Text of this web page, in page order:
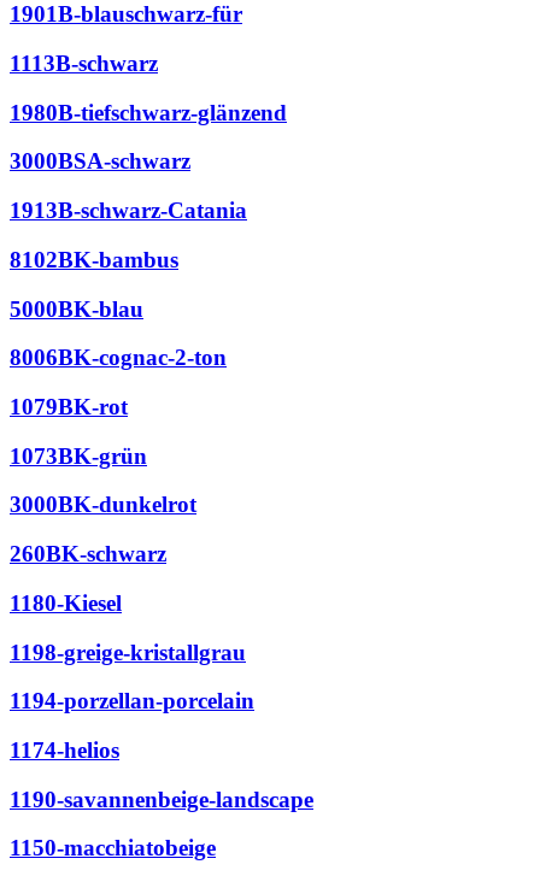
1901B-blauschwarz-für
1113B-schwarz
1980B-tiefschwarz-glänzend
3000BSA-schwarz
1913B-schwarz-Catania
8102BK-bambus
5000BK-blau
8006BK-cognac-2-ton
1079BK-rot
1073BK-grün
3000BK-dunkelrot
260BK-schwarz
1180-Kiesel
1198-greige-kristallgrau
1194-porzellan-porcelain
1174-helios
1190-savannenbeige-landscape
1150-macchiatobeige